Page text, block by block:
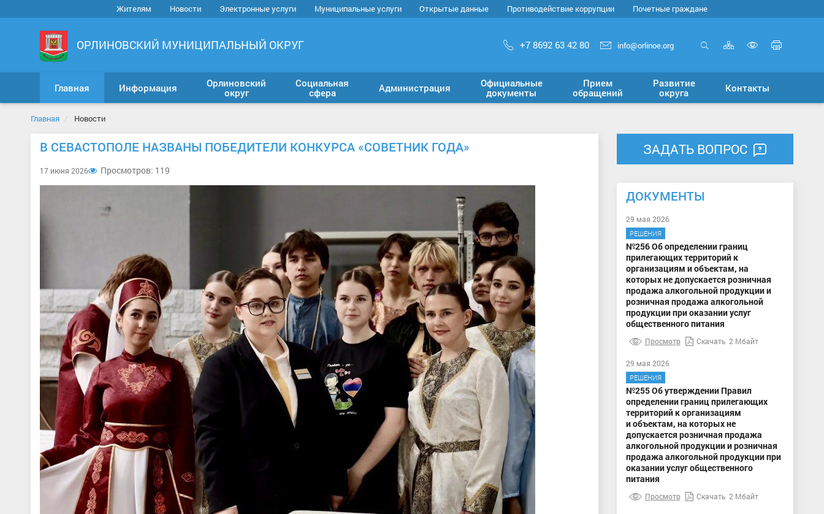
Жителям Новости Электронные услуги Муниципальные услуги Открытые данные Противодействие коррупции Почетные граждане
ОРЛИНОВСКИЙ МУНИЦИПАЛЬНЫЙ ОКРУГ +7 8692 63 42 80 info@orlinoe.org Карта
сайта
версию
для
Главная Информация
Орлиновский
округ
Социальная
сфера
Администрация
Официальные
документы
Прием
обращений
Развитие
округа
Контакты
Главная Новости
В СЕВАСТОПОЛЕ НАЗВАНЫ ПОБЕДИТЕЛИ КОНКУРСА «СОВЕТНИК ГОДА»
17 июня 2026 Просмотров: 119
ЗАДАТЬ ВОПРОС
ДОКУМЕНТЫ
29 мая 2026
РЕШЕНИЯ
№256 Об определении границ
прилегающих территорий к
организациям и объектам, на
которых не допускается розничная
продажа алкогольной продукции и
розничная продажа алкогольной
продукции при оказании услуг
общественного питания
Просмотр Скачать 2 Мбайт
29 мая 2026
РЕШЕНИЯ
№255 Об утверждении Правил
определении границ прилегающих
территорий к организациям
и объектам, на которых не
допускается розничная продажа
алкогольной продукции и розничная
продажа алкогольной продукции при
оказании услуг общественного
питания
Просмотр Скачать 2 Мбайт